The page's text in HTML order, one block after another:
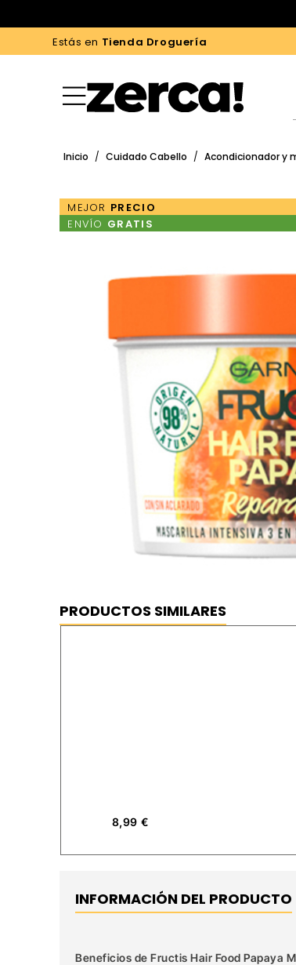
Estás en Tienda Droguería
Inicio / Cuidado Cabello / Acondicionador y
MEJOR PRECIO
ENVÍO GRATIS
PRODUCTOS SIMILARES
8,99€
INFORMACIÓN DEL PRODUCTO
Beneficios de Fructis Hair Food Papaya